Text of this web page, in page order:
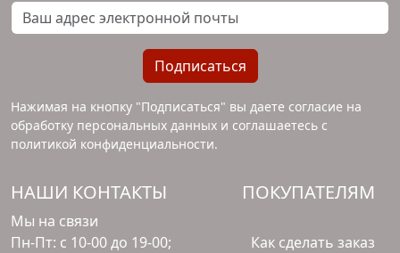
Ваш адрес электронной почты
Подписаться
Нажимая на кнопку "Подписаться" вы даете согласие на
обработку персональных данных и соглашаетесь с
политикой конфиденциальности.
НАШИ КОНТАКТЫ
Мы на связи
Пн-Пт: с 10-00 до 19-00;
ПОКУПАТЕЛЯМ
Как сделать заказ